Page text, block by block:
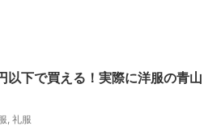
以下で買える！実際に洋服の青山
礼服